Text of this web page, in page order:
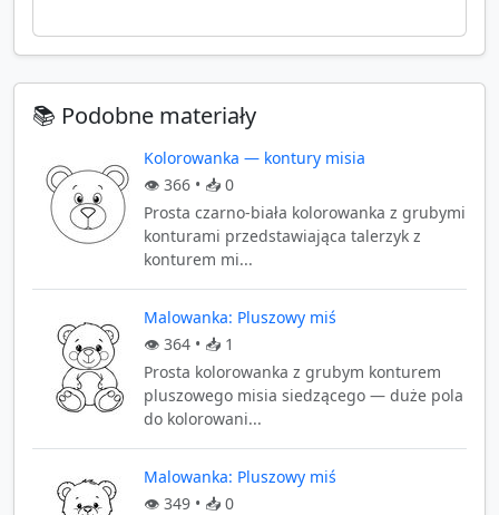
📚 Podobne materiały
Kolorowanka — kontury misia
👁️ 366 • 📥 0
Prosta czarno-biała kolorowanka z grubymi
konturami przedstawiająca talerzyk z
konturem mi...
Malowanka: Pluszowy miś
👁️ 364 • 📥 1
Prosta kolorowanka z grubym konturem
pluszowego misia siedzącego — duże pola
do kolorowani...
Malowanka: Pluszowy miś
👁️ 349 • 📥 0